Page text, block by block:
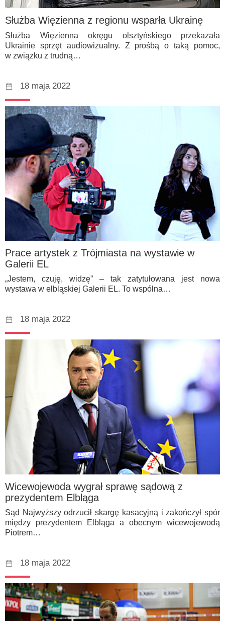
Służba Więzienna z regionu wsparła Ukrainę
Służba Więzienna okręgu olsztyńskiego przekazała
Ukrainie sprzęt audiowizualny. Z prośbą o taką pomoc,
w związku z trudną…
18 maja 2022
Prace artystek z Trójmiasta na wystawie w
Galerii EL
„Jestem, czuję, widzę” – tak zatytułowana jest nowa
wystawa w elbląskiej Galerii EL. To wspólna…
18 maja 2022
Wicewojewoda wygrał sprawę sądową z
prezydentem Elbląga
Sąd Najwyższy odrzucił skargę kasacyjną i zakończył spór
między prezydentem Elbląga a obecnym wicewojewodą
Piotrem…
18 maja 2022